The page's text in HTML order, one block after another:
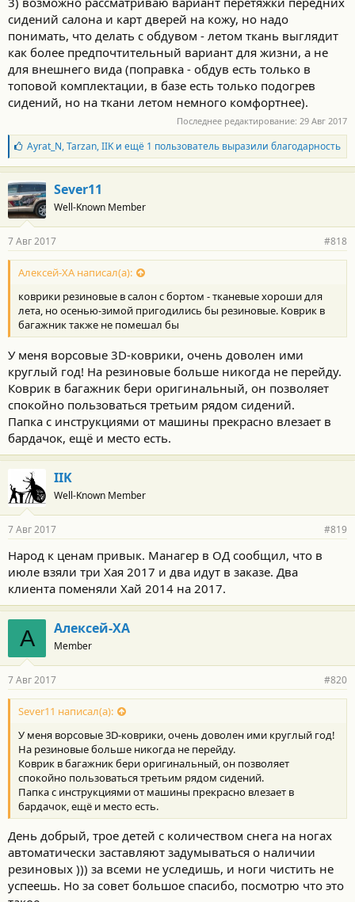
сидений салона и карт дверей на кожу, но надо
понимать, что делать с обдувом - летом ткань выглядит
как более предпочтительный вариант для жизни, а не
для внешнего вида (поправка - обдув есть только в
топовой комплектации, в базе есть только подогрев
сидений, но на ткани летом немного комфортнее).
Последнее редактирование: 29 Авг 2017
Б
л
а
г
о
д
а
н
о
с
и
:
Ayrat_N,Tarzan,IIKи ещё 1 пользователь выразили благодарность
Sever11
Well-Known Member
7 Авг 2017 #818
Алексей-ХА написал(а):
коврики резиновые в салон с бортом - тканевые хороши для
лета, но осенью-зимой пригодились бы резиновые. Коврик в
багажник также не помешал бы
У меня ворсовые 3D-коврики, очень доволен ими
круглый год! На резиновые больше никогда не перейду.
Коврик в багажник бери оригинальный, он позволяет
спокойно пользоваться третьим рядом сидений.
Папка с инструкциями от машины прекрасно влезает в
бардачок, ещё и место есть.
IIK
Well-Known Member
7 Авг 2017 #819
Народ к ценам привык. Манагер в ОД сообщил, что в
июле взяли три Хая 2017 и два идут в заказе. Два
клиента поменяли Хай 2014 на 2017.
А Алексей-ХА
Member
7 Авг 2017 #820
Sever11 написал(а):
У меня ворсовые 3D-коврики, очень доволен ими круглый год!
На резиновые больше никогда не перейду.
Коврик в багажник бери оригинальный, он позволяет
спокойно пользоваться третьим рядом сидений.
Папка с инструкциями от машины прекрасно влезает в
бардачок, ещё и место есть.
День добрый, трое детей с количеством снега на ногах
автоматически заставляют задумываться о наличии
резиновых ))) за всеми не уследишь, и ноги чистить не
успеешь. Но за совет большое спасибо, посмотрю что это